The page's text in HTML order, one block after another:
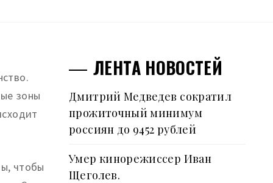
зоны
чтобы
ЛЕНТА НОВОСТЕЙ
Дмитрий Медведев сократил
прожиточный минимум
россиян до 9452 рублей
Умер кинорежиссер Иван
Щеголев.